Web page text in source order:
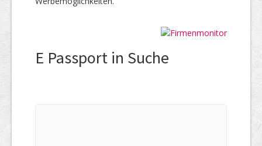
E Passport in Suche